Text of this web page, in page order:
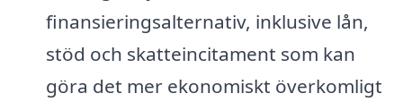
finansieringsalternativ, inklusive lån,
stöd och skatteincitament som kan
göra det mer ekonomiskt överkomligt